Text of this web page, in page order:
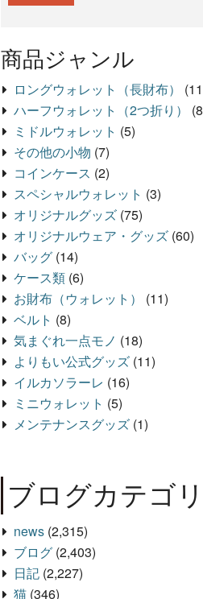
商品ジャンル
ロングウォレット（長財布）
ハーフウォレット（2つ折り）
ミドルウォレット (5)
その他の小物 (7)
コインケース (2)
スペシャルウォレット (3)
オリジナルグッズ (75)
オリジナルウェア・グッズ (60)
バッグ (14)
ケース類 (6)
お財布（ウォレット）
(11)
ベルト (8)
気まぐれ一点モノ (18)
よりもい公式グッズ (11)
イルカソラーレ (16)
ミニウォレット (5)
メンテナンスグッズ (1)
ブログカテゴ
news (2,315)
ブログ (2,403)
日記 (2,227)
猫 (346)